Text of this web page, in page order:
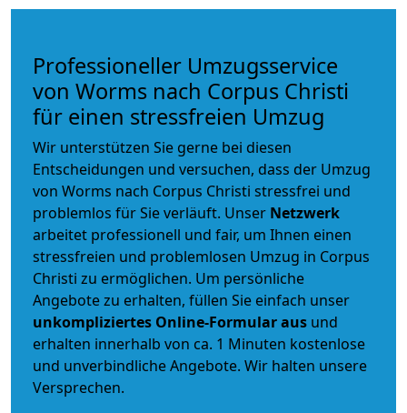
Professioneller Umzugsservice
von Worms nach Corpus Christi
für einen stressfreien Umzug
Wir unterstützen Sie gerne bei diesen
Entscheidungen und versuchen, dass der Umzug
von Worms nach Corpus Christi stressfrei und
problemlos für Sie verläuft. Unser Netzwerk
arbeitet professionell und fair, um Ihnen einen
stressfreien und problemlosen Umzug in Corpus
Christi zu ermöglichen. Um persönliche
Angebote zu erhalten, füllen Sie einfach unser
unkompliziertes Online-Formular aus und
erhalten innerhalb von ca. 1 Minuten kostenlose
und unverbindliche Angebote. Wir halten unsere
Versprechen.